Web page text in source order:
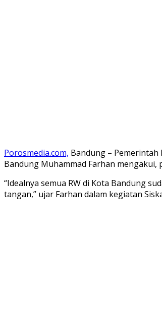
Porosmedia.com, Bandung –
Bandung Muhammad Farhan
“Idealnya semua RW di Kota Bandung
tangan,” ujar Farhan dalam kegiatan